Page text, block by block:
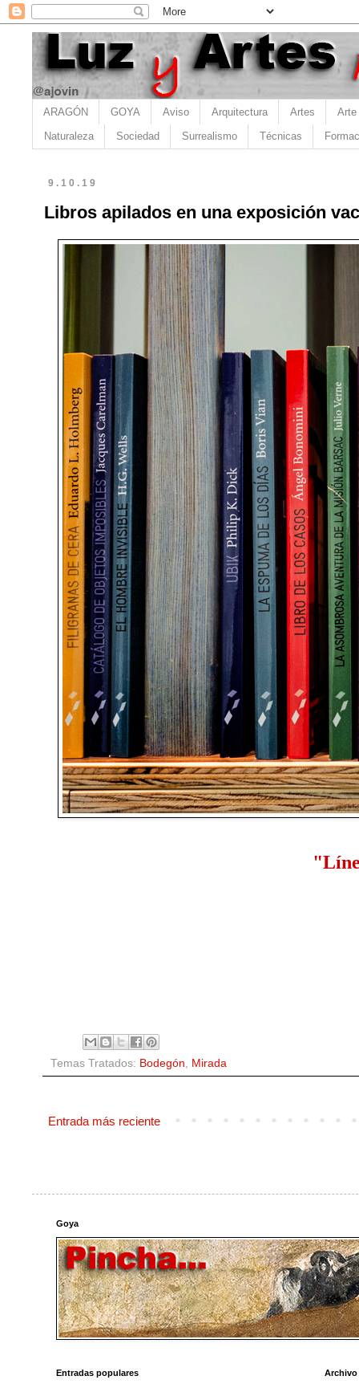
ARAGÓN GOYA Aviso Arquitectura Artes Arte
Naturaleza Sociedad Surrealismo Técnicas
9.10.19
Libros apilados en una exposición
Temas Tratados: Bodegón Mirada
Entrada más reciente
Goya
Entradas populares